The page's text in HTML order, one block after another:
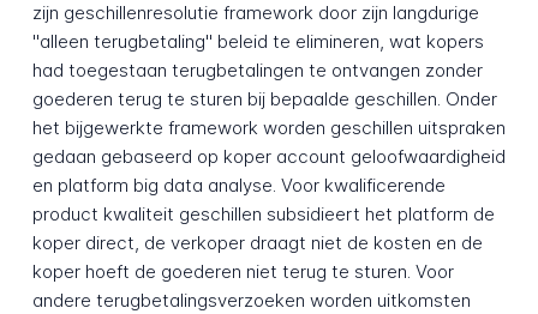
zijn geschillenresolutie framework door zijn langdurige
"alleen terugbetaling" beleid te elimineren, wat kopers
had toegestaan terugbetalingen te ontvangen zonder
goederen terug te sturen bij bepaalde geschillen. Onder
het bijgewerkte framework worden geschillen uitspraken
gedaan gebaseerd op koper account geloofwaardigheid
en platform big data analyse. Voor kwalificerende
product kwaliteit geschillen subsidieert het platform de
koper direct, de verkoper draagt niet de kosten en de
koper hoeft de goederen niet terug te sturen. Voor
andere terugbetalingsverzoeken worden uitkomsten